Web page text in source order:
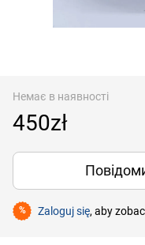
Немає в наявності
450zł
% Zaloguj się, aby